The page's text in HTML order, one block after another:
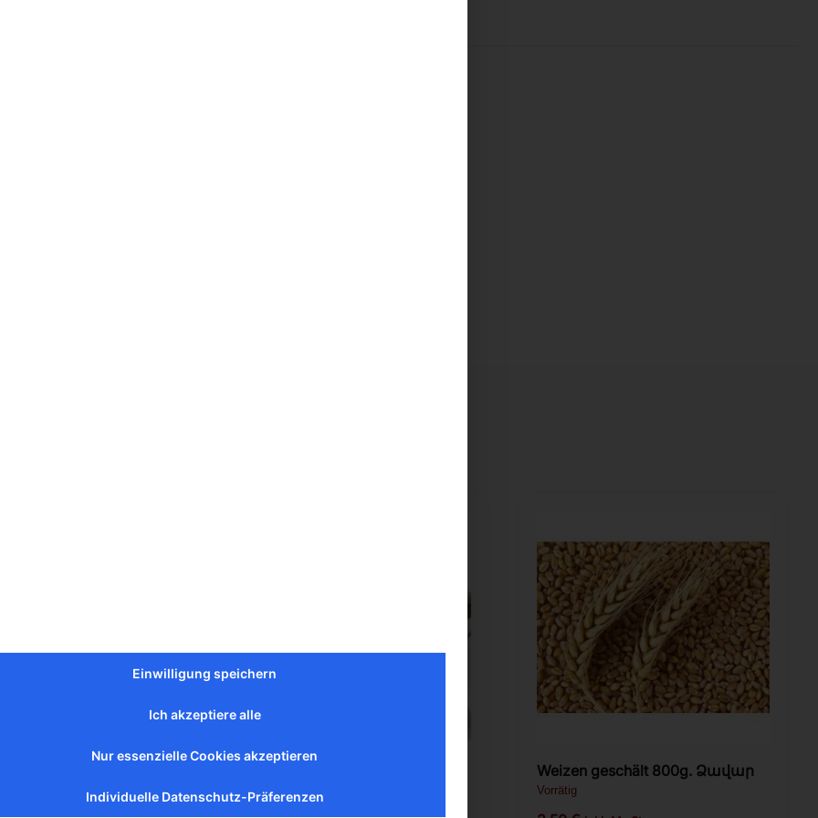
Vorrätig
Weizen geschält 800g. Ձավար
Vorrätig
Einwilligung speichern
Ich akzeptiere alle
Nur essenzielle Cookies akzeptieren
Individuelle Datenschutz-Präferenzen